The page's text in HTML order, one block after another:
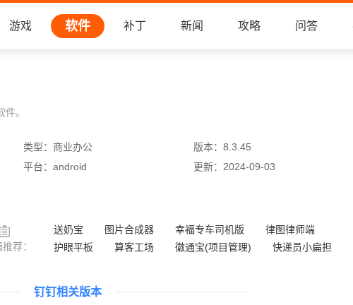
游戏 软件 补丁 新闻 攻略 问答
。
类型： 商业办公 版本： 8.3.45
平台： android 更新： 2024-09-03
荐：
送奶宝 图片合成器 幸福专车司机版
律图律师端
护眼平板
算客工场 徽通宝(项目管理) 快递员小扁担
钉钉相关版本